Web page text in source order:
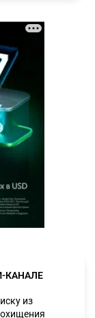
КАНАЛЕ
из